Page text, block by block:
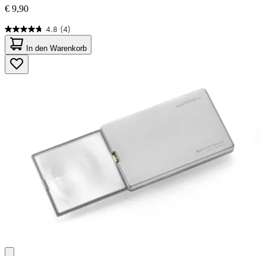
€ 9,90
4.8 (4)
4.8
von
5
Sternen.
4
In den Warenkorb